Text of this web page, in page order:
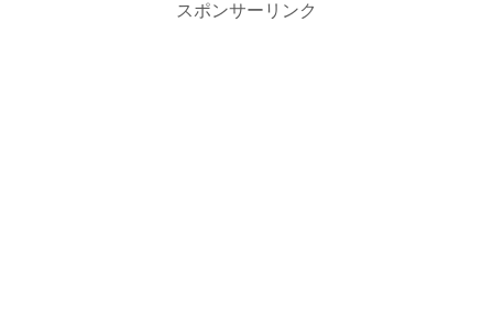
スポンサーリンク